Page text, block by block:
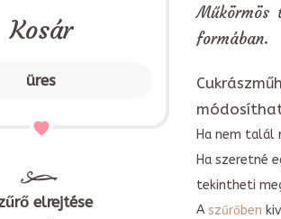
Kosár
üres
elrejtése
Műkörmös
formában.
Ha nem talál
Ha szeretné
tekintheti
A szűrőben